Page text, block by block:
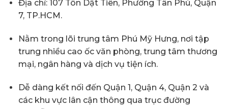
Địa chỉ: 107 Tôn Dật Tiên, Phường Tân Phú, Quận
7, TP.HCM.
Nằm trong lõi trung tâm Phú Mỹ Hưng, nơi tập
trung nhiều cao ốc văn phòng, trung tâm thương
mại, ngân hàng và dịch vụ tiện ích.
Dễ dàng kết nối đến Quận 1, Quận 4, Quận 2 và
các khu vực lân cận thông qua trục đường